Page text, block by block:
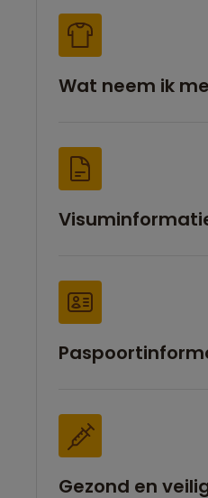
Wat neem ik
Gezond en